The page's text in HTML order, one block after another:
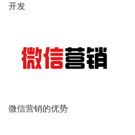
开发
微信营销的优势